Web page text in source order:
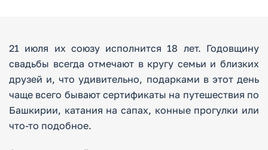
21 июля их союзу исполнится 18 лет. Годовщину
свадьбы всегда отмечают в кругу семьи и близких
друзей и, что удивительно, подарками в этот день
чаще всего бывают сертификаты на путешествия по
Башкирии, катания на сапах, конные прогулки или
что-то подобное.